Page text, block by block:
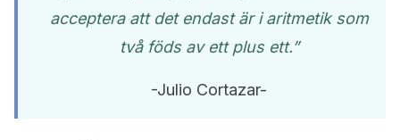
acceptera att det endast är i aritmetik som
två föds av ett plus ett.”
-Julio Cortazar-